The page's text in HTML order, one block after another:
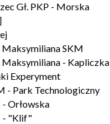
Gł. PKP - Morska
SKM
Maksymiliana - Kapliczka
Experyment
- Park Technologiczny
Orłowska
- "Klif"